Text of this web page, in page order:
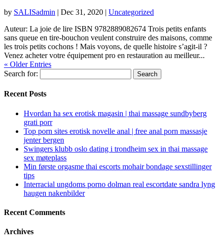
by SALISadmin | Dec 31, 2020 | Uncategorized
Auteur: La joie de lire ISBN 9782889082674 Trois petits enfants
sans queue en tire-bouchon veulent construire des maisons, comme
les trois petits cochons ! Mais voyons, de quelle histoire s’agit-il ?
Venez acheter votre équipement pro en restauration au meilleur...
« Older Entries
Search for:
Recent Posts
Hvordan ha sex erotisk magasin | thai massage sundbyberg
grati porr
Top porn sites erotisk novelle anal | free anal porn massasje
jenter bergen
Swingers klubb oslo dating i trondheim sex in thai massage
sex møteplass
Min første orgasme thai escorts mohair bondage sexstillinger
tips
Interracial ungdoms porno dolman real escortdate sandra lyng
haugen nakenbilder
Recent Comments
Archives